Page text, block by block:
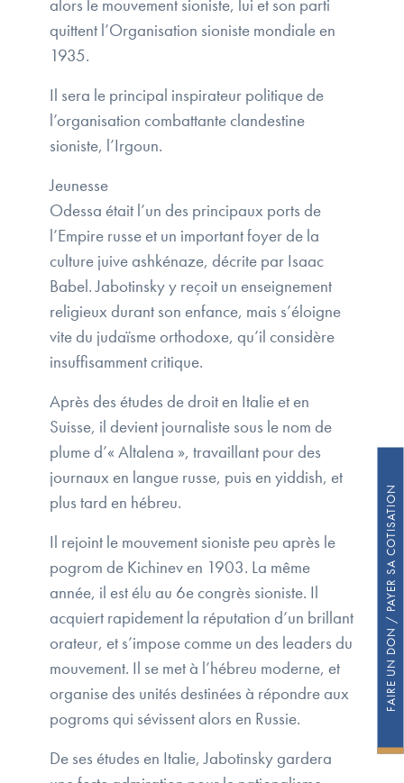
FAIRE UN DON / PAYER SA COTISATION
alors le mouvement sioniste, lui et son parti
quittent l’Organisation sioniste mondiale en
1935.
Il sera le principal inspirateur politique de
l’organisation combattante clandestine
sioniste, l’Irgoun.
Jeunesse
Odessa était l’un des principaux ports de
l’Empire russe et un important foyer de la
culture juive ashkénaze, décrite par Isaac
Babel. Jabotinsky y reçoit un enseignement
religieux durant son enfance, mais s’éloigne
vite du judaïsme orthodoxe, qu’il considère
insuffisamment critique.
Après des études de droit en Italie et en
Suisse, il devient journaliste sous le nom de
plume d’« Altalena », travaillant pour des
journaux en langue russe, puis en yiddish, et
plus tard en hébreu.
Il rejoint le mouvement sioniste peu après le
pogrom de Kichinev en 1903. La même
année, il est élu au 6e congrès sioniste. Il
acquiert rapidement la réputation d’un brillant
orateur, et s’impose comme un des leaders du
mouvement. Il se met à l’hébreu moderne, et
organise des unités destinées à répondre aux
pogroms qui sévissent alors en Russie.
De ses études en Italie, Jabotinsky gardera